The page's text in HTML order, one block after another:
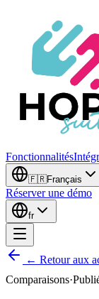
Fonctionnalités
🇫🇷Français
Réserver une démo
fr
← Retour aux
Comparaisons·